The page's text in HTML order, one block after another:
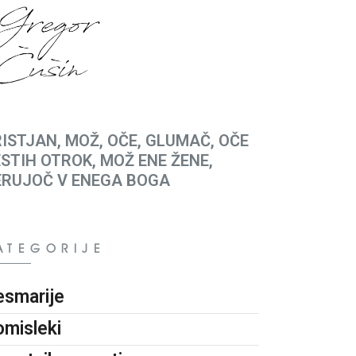
MOŽ, OČE, GLUMAČ, OČE
OTROK, MOŽ ENE ŽENE,
V ENEGA BOGA